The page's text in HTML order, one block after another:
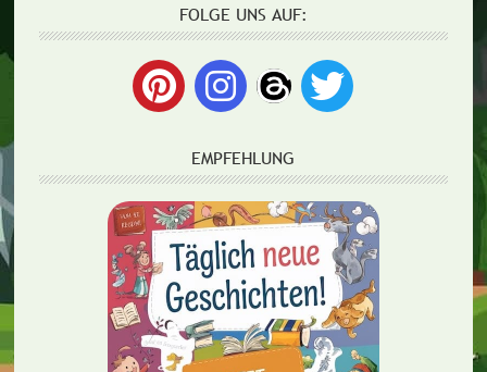
FOLGE UNS AUF:
EMPFEHLUNG